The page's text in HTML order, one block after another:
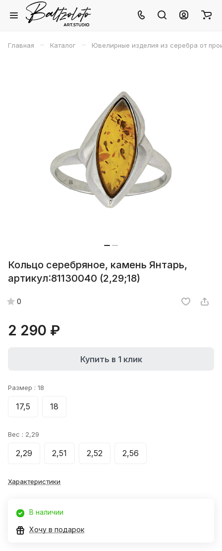
Главная – Каталог – Ювелирные изделия из серебра от
Кольцо серебряное, камень Янтарь,
артикул:81130040 (2,29;18)
0
2 290 ₽
Купить в 1 клик
Размер : 18
17,5 18
Вес : 2,29
2,29 2,51 2,52 2,56
Характеристики
В наличии
Хочу в подарок